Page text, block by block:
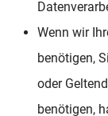
Wenn wir
benötigen,
oder
benötigen,